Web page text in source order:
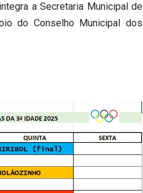
a Secretaria Municipal de
do Conselho Municipal dos